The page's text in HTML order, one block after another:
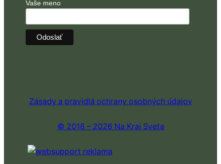
Vaše meno
Zásady a pravidlá ochrany osobných údajov
© 2018 – 2026 Na Kraj Sveta